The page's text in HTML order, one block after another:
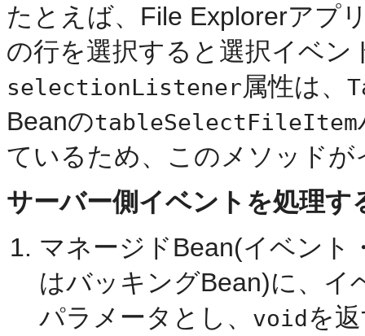
たとえば、File Explorerアプ
の行を選択すると選択イベン
selectionListener属性は、
BeanのtableSelectFileItem
ているため、このメソッド
サーバー側イベントを処理す
マネージドBean(イベント
はバッキングBean)に、イ
パラメータとし、 voidを